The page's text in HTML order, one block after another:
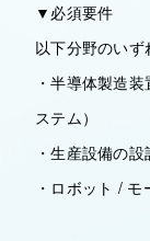
▼必須要件
以下分野のい
・半導体製造
ステム）
・生産設備の
・ロボット /